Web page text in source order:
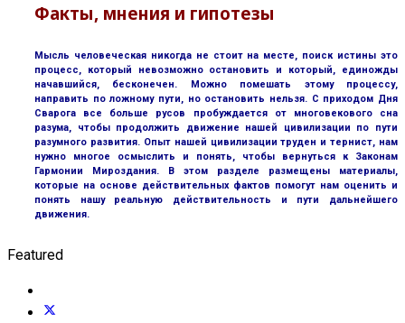
Факты, мнения и гипотезы
Мысль человеческая никогда не стоит на месте, поиск истины это
процесс, который невозможно остановить и который, единожды
начавшийся, бесконечен. Можно помешать этому процессу,
направить по ложному пути, но остановить нельзя. С приходом Дня
Сварога все больше русов пробуждается от многовекового сна
разума, чтобы продолжить движение нашей цивилизации по пути
разумного развития. Опыт нашей цивилизации труден и тернист, нам
нужно многое осмыслить и понять, чтобы вернуться к Законам
Гармонии Мироздания. В этом разделе размещены материалы,
которые на основе действительных фактов помогут нам оценить и
понять нашу реальную действительность и пути дальнейшего
движения.
Featured